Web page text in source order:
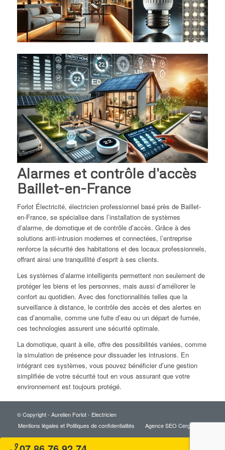
Alarmes et contrôle d'accès
Baillet-en-France
Forlot Électricité, électricien professionnel basé près de Baillet-
en-France, se spécialise dans l’installation de systèmes
d’alarme, de domotique et de contrôle d’accès. Grâce à des
solutions anti-intrusion modernes et connectées, l’entreprise
renforce la sécurité des habitations et des locaux professionnels,
offrant ainsi une tranquillité d’esprit à ses clients.
Les systèmes d’alarme intelligents permettent non seulement de
protéger les biens et les personnes, mais aussi d’améliorer le
confort au quotidien. Avec des fonctionnalités telles que la
surveillance à distance, le contrôle des accès et des alertes en
cas d’anomalie, comme une fuite d’eau ou un départ de fumée,
ces technologies assurent une sécurité optimale.
La domotique, quant à elle, offre des possibilités variées, comme
la simulation de présence pour dissuader les intrusions. En
intégrant ces systèmes, vous pouvez bénéficier d’une gestion
simplifiée de votre sécurité tout en vous assurant que votre
environnement est toujours protégé.
© Copyright - Aurelien Forlot - Electricien
Mentions légales et Politiques de confidentialités
Agence SEO Cergy